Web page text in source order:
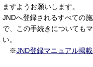
ますようお願いします。
JNDへ登録されるすべての
で、この手続きについても
い。
※JND登録マニュアル掲